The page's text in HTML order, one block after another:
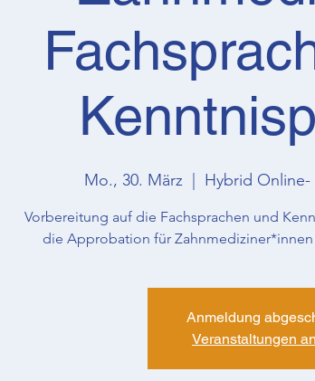
Mo., 30. März
  |
Hybrid Online-
Vorbereitung auf die Fachsprachen und
die Approbation für
Anmeldung
Veranstaltungen